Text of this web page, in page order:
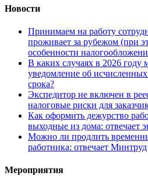
Новости
Принимаем на работу
проживает за рубежом (при
особенности
В каких случаях в 2026 году
уведомление об
срока?
Экспедитор не включен в
налоговые риски для
Как оформить дежурство
выходные из дома: отвечает
Можно ли продлить
работника: отвечает Минтруд
Мероприятия